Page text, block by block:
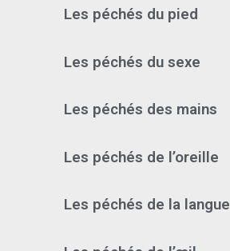
Les péchés du pied
Les péchés du sexe
Les péchés des mains
Les péchés de l’oreille
Les péchés de la langue